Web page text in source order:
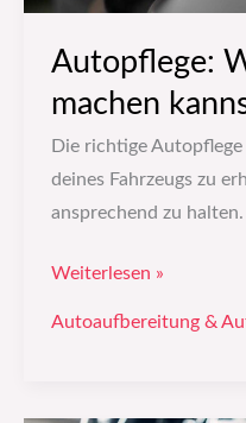
Autopflege:
machen
Die richtige
deines Fahrzeugs zu
ansprechend zu halten.
Weiterlesen »
Autoaufbereitung &